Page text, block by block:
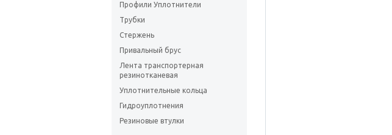
Профили Уплотнители
Трубки
Стержень
Привальный брус
Лента транспортерная
резинотканевая
Уплотнительные кольца
Гидроуплотнения
Резиновые втулки